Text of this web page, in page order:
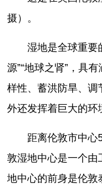
摄）。
湿地是全球重要
源”“地球之肾”，具
样性、蓄洪防旱、调
外还发挥着巨大的环
距离伦敦市中心
敦湿地中心是一个由
地中心的前身是伦敦